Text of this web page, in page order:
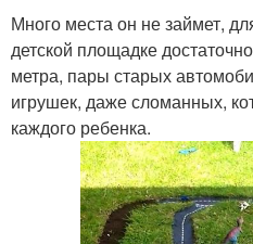
Много места он не займет,
детской площадке
метра, пары старых
игрушек, даже сломанных,
каждого ребенка.